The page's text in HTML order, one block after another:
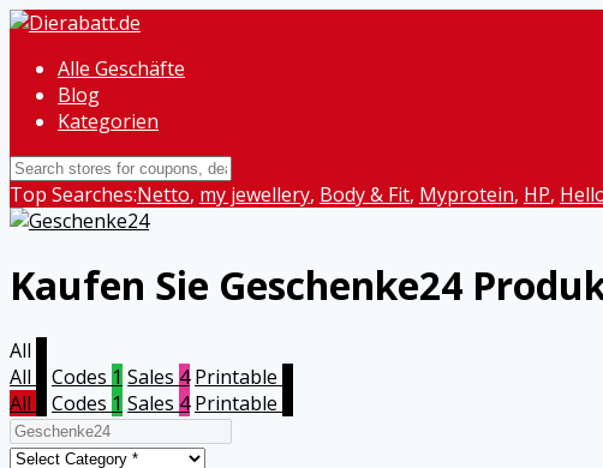
Alle Geschäfte
Blog
Kategorien
Top Searches:Netto, my jewellery, Body & Fit, Myprotein, HP,
Kaufen Sie Geschenke24
All
All
Codes 1 Sales 4 Printable
All
Codes 1 Sales 4 Printable